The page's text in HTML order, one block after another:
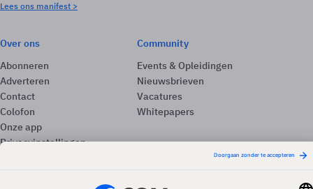
Lees ons manifest >
Over ons
Abonneren
Adverteren
Contact
Colofon
Onze app
Privacyinstellingen
Community
Events & Opleidingen
Nieuwsbrieven
Vacatures
Whitepapers